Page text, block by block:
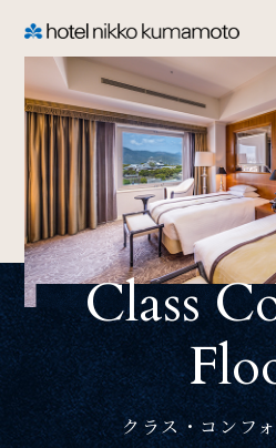
TOP
Welcome
ホテル日航熊本のご案内
Rooms
ご宿泊
Class
クラス・コンフ